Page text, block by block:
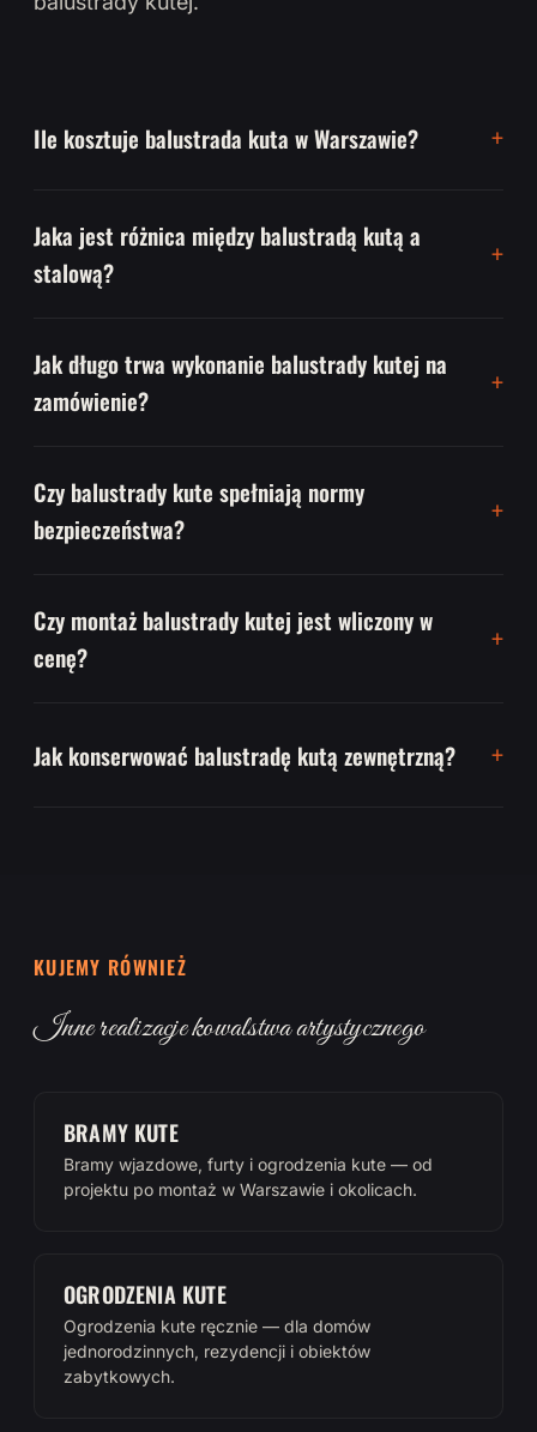
Ile kosztuje balustrada kuta w Warszawie?
Jaka jest różnica między balustradą kutą a
stalową?
Jak długo trwa wykonanie balustrady kutej na
zamówienie?
Czy balustrady kute spełniają normy
bezpieczeństwa?
Czy montaż balustrady kutej jest wliczony w
cenę?
Jak konserwować balustradę kutą zewnętrzną?
KUJEMY RÓWNIEŻ
Inne realizacje kowalstwa artystycznego
BRAMY KUTE
Bramy wjazdowe, furty i ogrodzenia kute — od
projektu po montaż w Warszawie i okolicach.
OGRODZENIA KUTE
Ogrodzenia kute ręcznie — dla domów
jednorodzinnych, rezydencji i obiektów
zabytkowych.